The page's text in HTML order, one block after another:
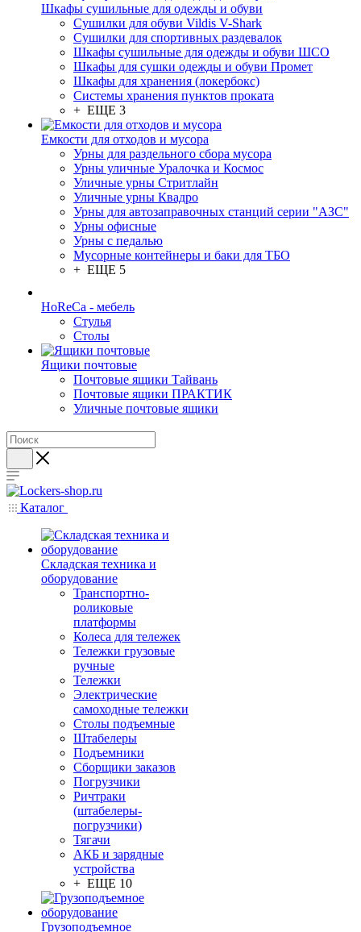
Шкафы сушильные для одежды и обуви
Сушилки для обуви Vildis V-Shark
Сушилки для спортивных раздевалок
Шкафы сушильные для одежды и обуви ШСО
Шкафы для сушки одежды и обуви Промет
Шкафы для хранения (локербокс)
Системы хранения пунктов проката
+ ЕЩЕ 3
Емкости для отходов и мусора
Урны для раздельного сбора мусора
Урны уличные Уралочка и Космос
Уличные урны Стритлайн
Уличные урны Квадро
Урны для автозаправочных станций серии "АЗС"
Урны офисные
Урны с педалью
Мусорные контейнеры и баки для ТБО
+ ЕЩЕ 5
HoReCa - мебель
Стулья
Столы
Ящики почтовые
Почтовые ящики Тайвань
Почтовые ящики ПРАКТИК
Уличные почтовые ящики
Каталог
Складская техника и
оборудование
Транспортно-
роликовые
платформы
Колеса для тележек
Тележки грузовые
ручные
Тележки
Электрические
самоходные тележки
Столы подъемные
Штабелеры
Подъемники
Сборщики заказов
Погрузчики
Ричтраки
(штабелеры-
погрузчики)
Тягачи
АКБ и зарядные
устройства
+ ЕЩЕ 10
Грузоподъемное